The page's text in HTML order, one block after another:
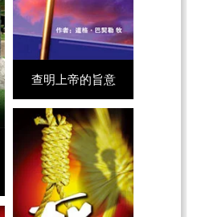
查明上帝的旨意